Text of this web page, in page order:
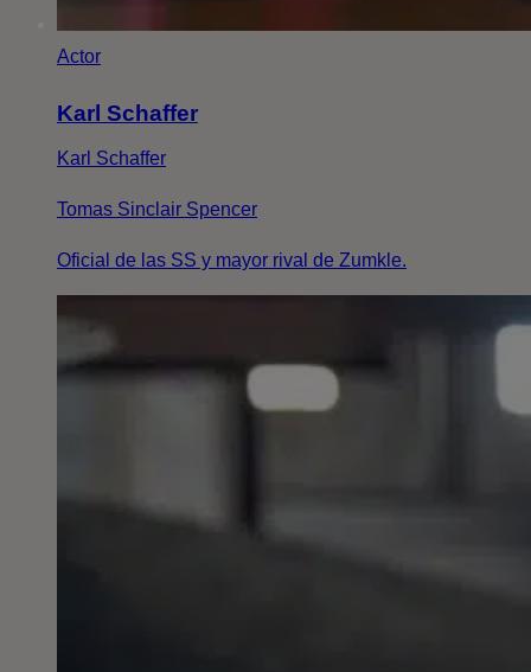
Actor
Karl Schaffer
Karl Schaffer
Tomas Sinclair Spencer
Oficial de las SS y mayor rival de Zumkle.